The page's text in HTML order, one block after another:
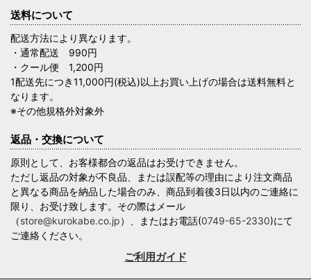
送料について
配送方法により異なります。
・通常配送 990円
・クール便 1,200円
1配送先につき11,000円(税込)以上お買い上げの場合は送料無料と
なります。
※その他規格外対象外
返品・交換について
原則として、お客様都合の返品はお受けできません。
ただし返品の対象が不良品、または誤配等の理由により注文商品
と異なる商品を納品した場合のみ、商品到着後3日以内のご連絡に
限り、お受け致します。その際はメール
（store@kurokabe.co.jp）、またはお電話(0749-65-2330)にて
ご連絡ください。
ご利用ガイド